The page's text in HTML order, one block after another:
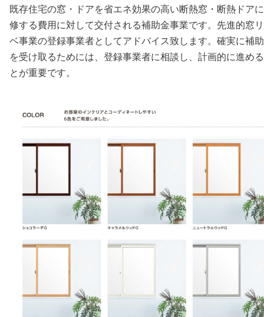
既存住宅の窓・ドアを省エネ効果の高い断熱窓・断熱ドア
修する費用に対して交付される補助金事業です。先進的窓
ベ事業の登録事業者としてアドバイス致します。確実に補
を受け取るためには、登録事業者に相談し、計画的に進め
とが重要です。